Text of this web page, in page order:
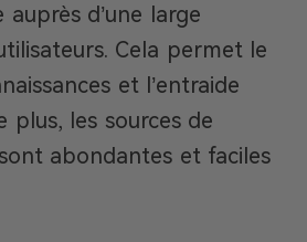
d’une large
Cela permet le
et l’entraide
plus, les sources de
abondantes et faciles